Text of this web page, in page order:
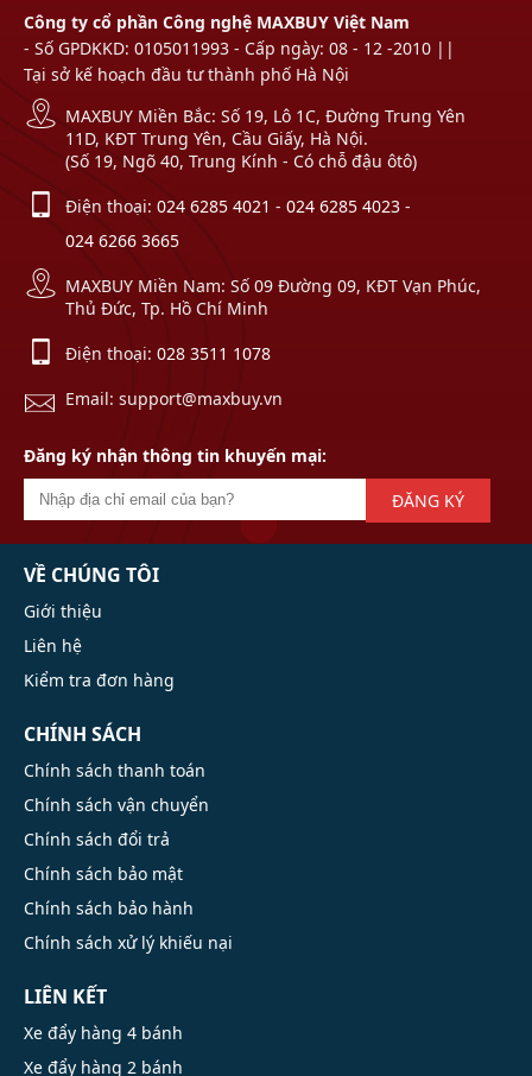
Công ty cổ phần Công nghệ MAXBUY Việt Nam
- Số GPDKKD: 0105011993 - Cấp ngày: 08 - 12 -2010 ||
Tại sở kế hoạch đầu tư thành phố Hà Nội
MAXBUY Miền Bắc: Số 19, Lô 1C, Đường Trung Yên
11D, KĐT Trung Yên, Cầu Giấy, Hà Nội.
(Số 19, Ngõ 40, Trung Kính - Có chỗ đậu ôtô)
Điện thoại: 024 6285 4021 - 024 6285 4023 -
024 6266 3665
MAXBUY Miền Nam: Số 09 Đường 09, KĐT Vạn Phúc,
Thủ Đức, Tp. Hồ Chí Minh
Điện thoại: 028 3511 1078
Email: support@maxbuy.vn
Đăng ký nhận thông tin khuyến mại:
ĐĂNG KÝ
VỀ CHÚNG TÔI
Giới thiệu
Liên hệ
Kiểm tra đơn hàng
CHÍNH SÁCH
Chính sách thanh toán
Chính sách vận chuyển
Chính sách đổi trả
Chính sách bảo mật
Chính sách bảo hành
Chính sách xử lý khiếu nại
LIÊN KẾT
Xe đẩy hàng 4 bánh
Xe đẩy hàng 2 bánh